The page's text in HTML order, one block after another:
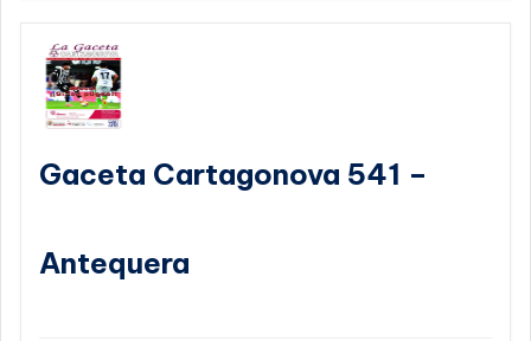
Gaceta Cartagonova 541 –
Antequera